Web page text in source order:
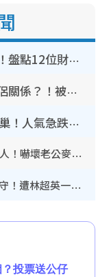
《愛回家》隱形富豪臥虎藏龍！盤點12位財氣逼人的有錢藝人：呢位靚女3億身家唔憂做
葉蒨文拍拖一周年親自否認情侶關係？！被質疑感情造假竟稱GM「普通同事」
30歲男藝人低調宣布已秘密離巢！人氣急跌變失蹤人口︰「這幾年過得並不容易」
簡淑兒染金毛剪短頭髮氣質判若兩人！嚇壞老公麥大力都認唔出：「你做咩事？」
TVB新聞主播陳嘉欣鏡頭前罕有失守！遭林超英一句說話突襲嚇親當場大笑